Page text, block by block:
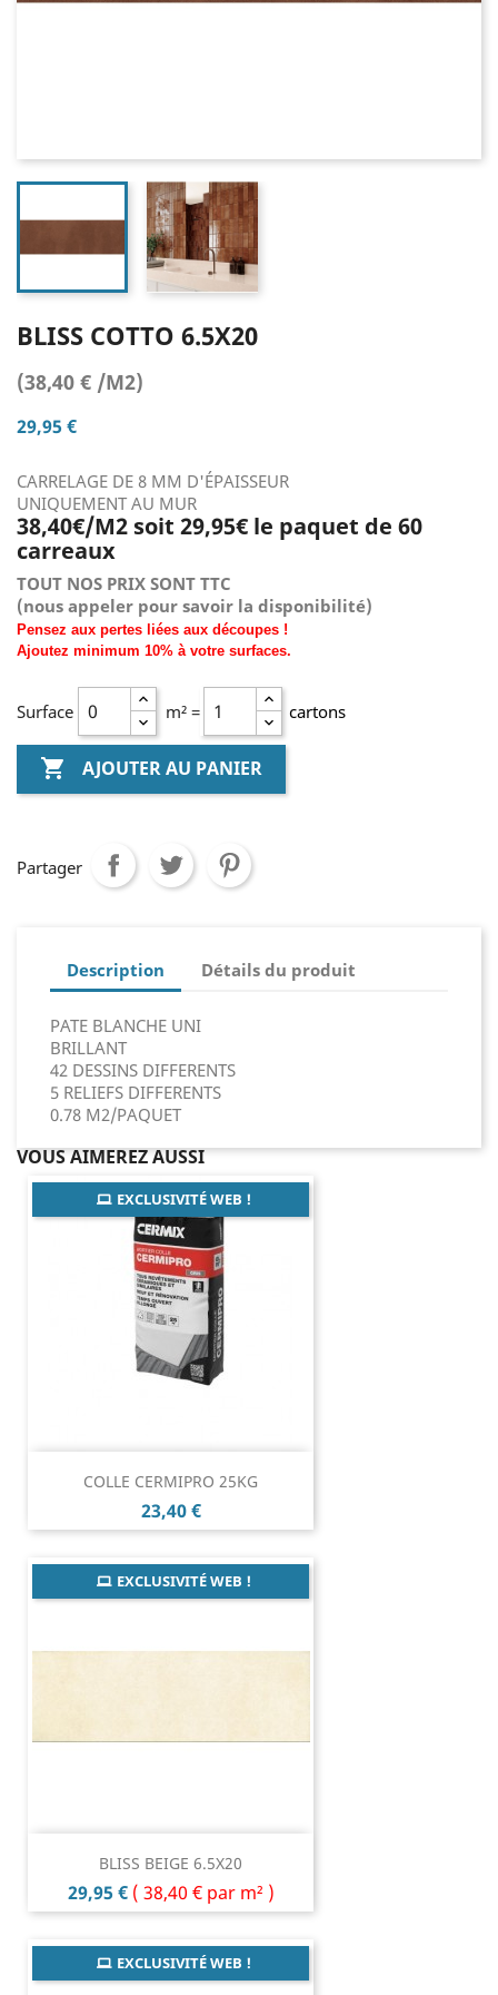
BLISS COTTO 6.5X20
(38,40 € /M2)
29,95 €
CARRELAGE DE 8 MM D'ÉPAISSEUR
UNIQUEMENT AU MUR
38,40€/M2 soit 29,95€ le paquet de 60
carreaux
TOUT NOS PRIX SONT TTC
(nous appeler pour savoir la disponibilité)
Pensez aux pertes liées aux découpes !
Ajoutez minimum 10% à votre surfaces.
Surface m² = cartons
 AJOUTER AU PANIER
Partager
Description Détails du produit
PATE BLANCHE UNI
BRILLANT
42 DESSINS DIFFERENTS
5 RELIEFS DIFFERENTS
0.78 M2/PAQUET
VOUS AIMEREZ AUSSI
COLLE CERMIPRO 25KG
Prix
23,40 €
EXCLUSIVITÉ WEB !
BLISS BEIGE 6.5X20
Prix
29,95 € ( 38,40 € par m² )
EXCLUSIVITÉ WEB !
EXCLUSIVITÉ WEB !